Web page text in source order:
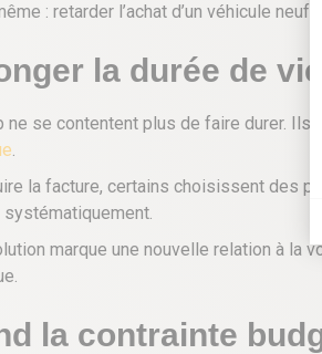
: retarder l’achat d’un véhicule neuf.
la durée de
ne se contentent plus de faire durer.
.
la facture, certains choisissent des
systématiquement.
marque une nouvelle relation à la
la contrainte